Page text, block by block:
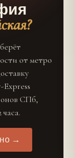
от метро
СПб,
→